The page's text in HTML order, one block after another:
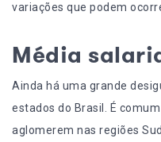
variações que podem
Média
Ainda há uma grande
estados do Brasil. É
aglomerem nas regiões